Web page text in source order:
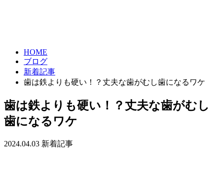
HOME
ブログ
新着記事
歯は鉄よりも硬い！？丈夫な歯がむし歯になるワケ
歯は鉄よりも硬い！？丈夫な歯がむし
歯になるワケ
2024.04.03 新着記事